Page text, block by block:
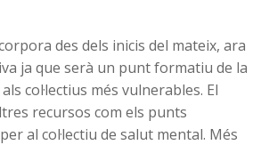
des dels inicis del mateix, ara
ja que serà un punt formatiu de la
col·lectius més vulnerables. El
recursos com els punts
al col·lectiu de salut mental. Més